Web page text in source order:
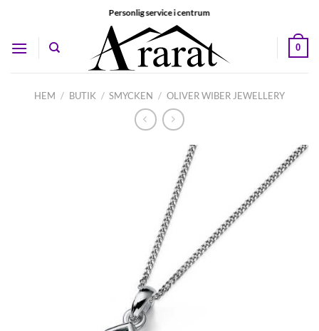
content
Personlig service i centrum
0
HEM / BUTIK / SMYCKEN / OLIVER WIBER JEWELLERY